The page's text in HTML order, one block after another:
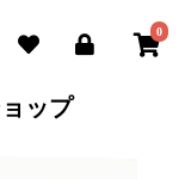
0
ップ